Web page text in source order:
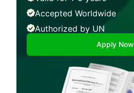
Accepted Worldwide
Authorized by UN
Apply Now